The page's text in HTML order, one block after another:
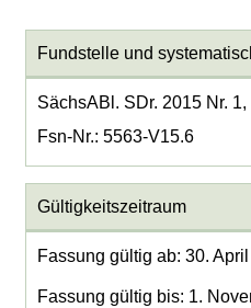
Fundstelle und
SächsABl. SDr. 2015 Nr. 1,
Fsn-Nr.: 5563-V15.6
Gültigkeitszeitraum
Fassung gültig ab: 30.
Fassung gültig bis: 1.